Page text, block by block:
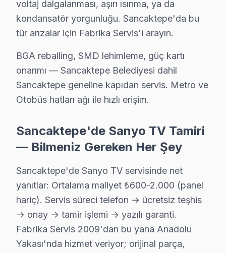
Sancaktepe'nın Yunusemre bölgesindeki Sanyo
Sancaktepe Sanyo Servis →
Sancaktepe Sanyo TV Servis Hizmet Bölgesi
Sancaktepe bölgesine kapıya gelen Sanyo TV tamir servisi
voltaj dalgalanması, aşırı ısınma, ya da
kondansatör yorgunluğu. Sancaktepe'da bu
tür arızalar için Fabrika Servis'i arayın.
BGA reballing, SMD lehimleme, güç kartı
onarımı — Sancaktepe Belediyesi dahil
Sancaktepe geneline kapıdan servis. Metro ve
Otobüs hatları ağı ile hızlı erişim.
Sancaktepe'de Sanyo TV Tamiri
— Bilmeniz Gereken Her Şey
Sancaktepe'de Sanyo TV servisinde net
yanıtlar: Ortalama maliyet ₺600-2.000 (panel
hariç). Servis süreci telefon → ücretsiz teşhis
→ onay → tamir işlemi → yazılı garanti.
Fabrika Servis 2009'dan bu yana Anadolu
Yakası'nda hizmet veriyor; orijinal parça,